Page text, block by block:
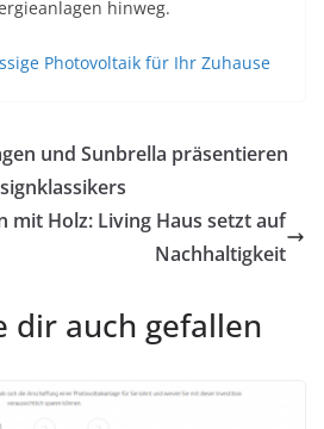
hinweg.
Photovoltaik für Ihr Zuhause
und Sunbrella präsentieren
mit Holz: Living Haus setzt auf
Nachhaltigkeit
dir auch gefallen